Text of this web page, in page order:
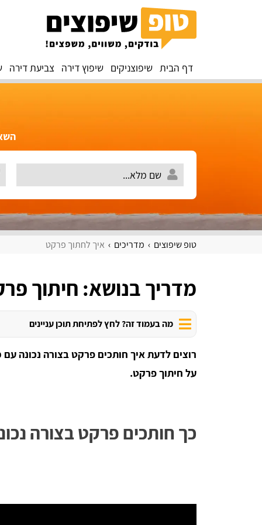
דף הבית שיפוצניקים שיפוץ דירה צביעת דירה
טופ שיפוצים מדריכים איך לחתוך פרקט
מדריך בנושא: חיתוך
מה בעמוד זה? לחץ לפתיחת תוכן עניינים
רוצים לדעת איך חותכים פרקט בצורה נכונה
על חיתוך פרקט.
כך חותכים פרקט בצורה